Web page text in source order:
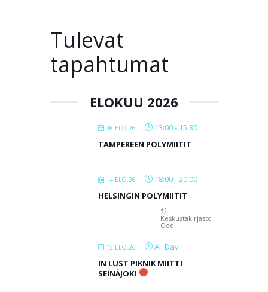
Tulevat
tapahtumat
ELOKUU 2026
08.ELO.26 13:00- 15:30
TAMPEREEN POLYMIITIT
14.ELO.26 18:00-20:00
HELSINGIN POLYMIITIT
Keskustakirjasto
Oodi
15.ELO.26
All Day
IN LUST PIKNIK MIITTI
SEINÄJOKI